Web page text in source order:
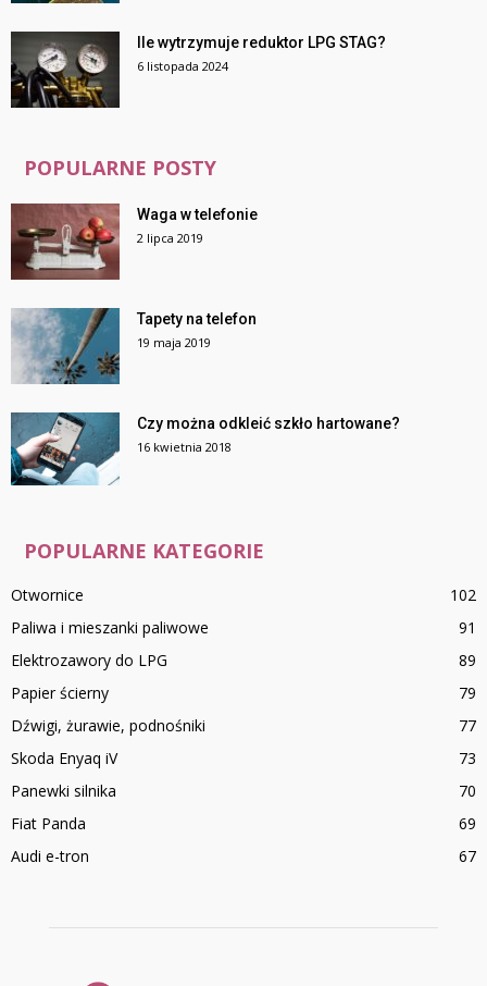
Ile wytrzymuje reduktor LPG STAG?
6 listopada 2024
POPULARNE POSTY
Waga w telefonie
2 lipca 2019
Tapety na telefon
19 maja 2019
Czy można odkleić szkło hartowane?
16 kwietnia 2018
POPULARNE KATEGORIE
Otwornice
102
Paliwa i mieszanki paliwowe
91
Elektrozawory do LPG
89
Papier ścierny
79
Dźwigi, żurawie, podnośniki
77
Skoda Enyaq iV
73
Panewki silnika
70
Fiat Panda
69
Audi e-tron
67